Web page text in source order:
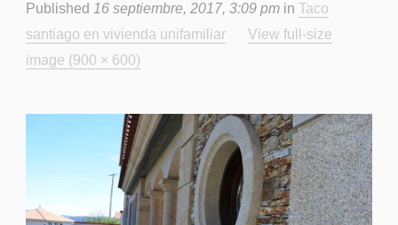
Published 16 septiembre, 2017, 3:09 pm inTaco
santiago en vivienda unifamiliar
·
View full-size
image (900 × 600)